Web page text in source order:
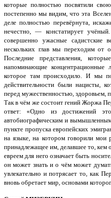
которые полностью посвятили
постепенно мы видим, что эта
деле полностью перевёрнута,
нечестно, — констатирует
совершенно ужасные садистские
нескольких глав мы переходим от
Последние представления,
напоминающие концентрационные
которое там происходило. И мы
действительности были нацисты,
перед мужественностью, здоровьем,
Так в чём же состоит гений Жоржа
ответ: «Одно из достижений
автобиографическим и
пункте пропуска европейских
на языке, на котором говорили мои
принадлежащее им, делавшее то,
евреем для него означает быть
он может знать и о чём может
увлекательно и потрясает то, как
вновь обретает мир, основами